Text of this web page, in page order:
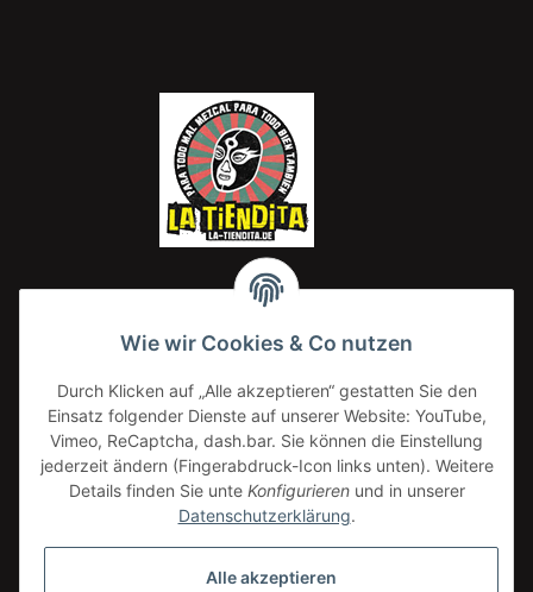
Lemon Drop
20,00 €*
20,00 € pro 1 kg
Wie wir Cookies & Co nutzen
Durch Klicken auf „Alle akzeptieren“ gestatten Sie den
Einsatz folgender Dienste auf unserer Website: YouTube,
Vimeo, ReCaptcha, dash.bar. Sie können die Einstellung
jederzeit ändern (Fingerabdruck-Icon links unten). Weitere
Details finden Sie unte Konfigurierenund in unserer
Datenschutzerklärung.
Alle akzeptieren